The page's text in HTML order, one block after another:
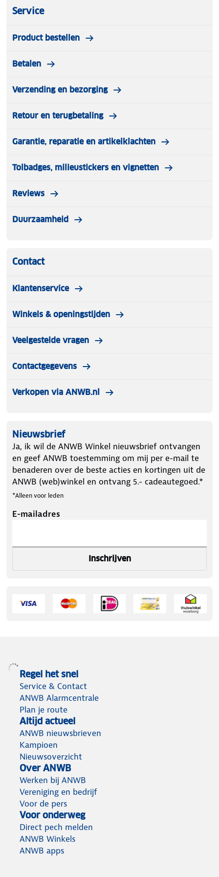
Gewicht: 1100 gram
het meegeleverde hoofdnet tegen de muggen. Deze
wandeltochten bij warmer weer.
Service
Product bestellen
Betalen
Verzending en bezorging
Retour en terugbetaling
Garantie, reparatie en artikelklachten
Tolbadges, milieustickers en vignetten
Reviews
Duurzaamheid
Contact
Klantenservice
Winkels & openingstijden
Veelgestelde vragen
Contactgegevens
Verkopen via ANWB.nl
Nieuwsbrief
Ja, ik wil de ANWB Winkel nieuwsbrief ontvangen
en geef ANWB toestemming om mij per e-mail te
benaderen over de beste acties en kortingen uit de
ANWB (web)winkel en ontvang 5.- cadeautegoed.*
*Alleen voor leden
E-mailadres
Inschrijven
Regel het snel
Service & Contact
ANWB Alarmcentrale
Plan je route
Altijd actueel
ANWB nieuwsbrieven
Kampioen
Nieuwsoverzicht
Over ANWB
Werken bij ANWB
Vereniging en bedrijf
Voor de pers
Voor onderweg
Direct pech melden
ANWB Winkels
ANWB apps